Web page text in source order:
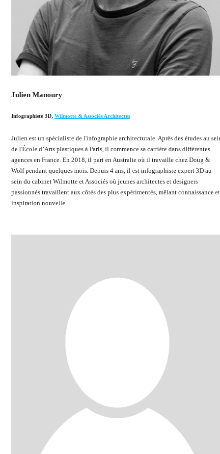
Julien Manoury
Infographiste 3D, Wilmotte & Associés Architectes
Julien est un spécialiste de l'infographie architecturale. Après des études au
de l'École d’Arts plastiques à Paris, il commence sa carrière dans différentes
agences en France. En 2018, il part en Australie où il travaille chez Doug &
Wolf pendant quelques mois. Depuis 4 ans, il est infographiste expert 3D au
sein du cabinet Wilmotte et Associés où jeunes architectes et designers
passionnés travaillent aux côtés des plus expérimentés, mêlant connaissance et
inspiration nouvelle.